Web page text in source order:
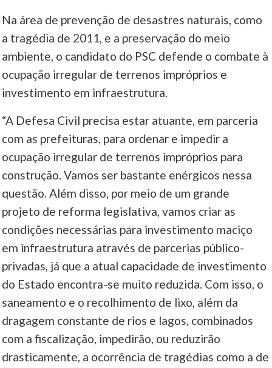
Na área de prevenção de desastres naturais, como
a tragédia de 2011, e a preservação do meio
ambiente, o candidato do PSC defende o combate à
ocupação irregular de terrenos impróprios e
investimento em infraestrutura.
“A Defesa Civil precisa estar atuante, em parceria
com as prefeituras, para ordenar e impedir a
ocupação irregular de terrenos impróprios para
construção. Vamos ser bastante enérgicos nessa
questão. Além disso, por meio de um grande
projeto de reforma legislativa, vamos criar as
condições necessárias para investimento maciço
em infraestrutura através de parcerias público-
privadas, já que a atual capacidade de investimento
do Estado encontra-se muito reduzida. Com isso, o
saneamento e o recolhimento de lixo, além da
dragagem constante de rios e lagos, combinados
com a fiscalização, impedirão, ou reduzirão
drasticamente, a ocorrência de tragédias como a de